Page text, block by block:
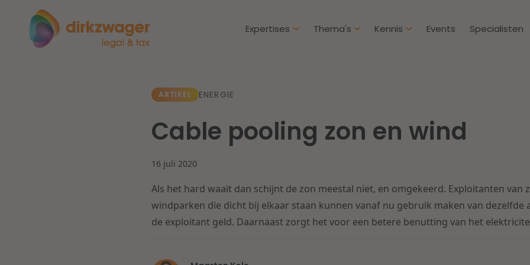
Expertises
IE & Innovatie
Zorg & Sociaal domein
Thema's
Dichtbij een
Lees meer
Dichtbij de kansen en
Lees meer
Kennis Events Specialisten
ARTIKEL ENERGIE
Cable pooling zon en wind
16 juli 2020
Als het hard waait dan schijnt de zon meestal niet, en omgekeerd. Exploitanten van
windparken die dicht bij elkaar staan kunnen vanaf nu gebruik maken van dezelfde
de exploitant geld. Daarnaast zorgt het voor een betere benutting van het